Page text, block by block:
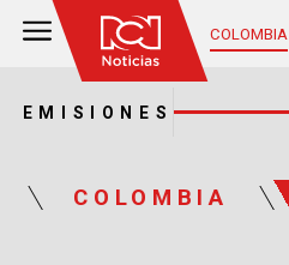
COLOMBIA
EMISIONES
COLOMBIA